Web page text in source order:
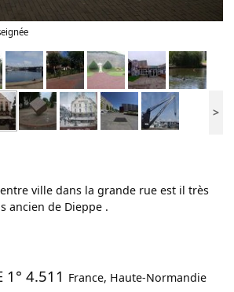
>
ville dans la grande rue est il très
ancien de Dieppe .
1° 4.511 France, Haute-Normandie